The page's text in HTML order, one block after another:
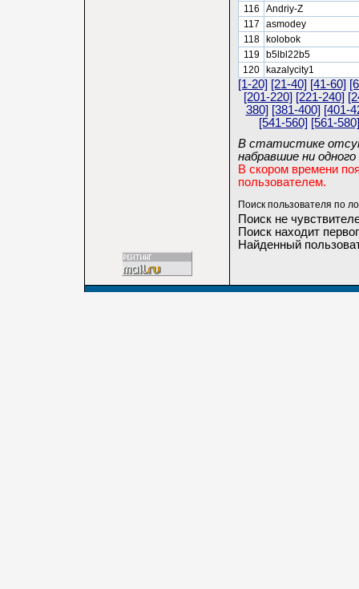
116
Andriy-Z
117
asmodey
118
kolobok
119
b5lbl22b5
120
kazalycity1
[1-20] [21-40] [41-60]
[201-220] [221-240]
380] [381-400] [401-
[541-560] [561-580]
В статистике
набравшие ни одного
В скором времени
пользователем.
Поиск пользователя по
Поиск не
Поиск находит
Найденный